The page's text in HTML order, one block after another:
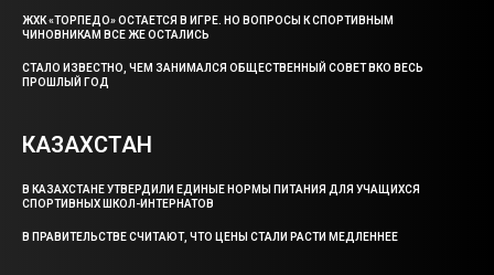
ЖХК «ТОРПЕДО» ОСТАЕТСЯ В ИГРЕ. НО ВОПРОСЫ К СПОРТИВНЫМ
ЧИНОВНИКАМ ВСЕ ЖЕ ОСТАЛИСЬ
СТАЛО ИЗВЕСТНО, ЧЕМ ЗАНИМАЛСЯ ОБЩЕСТВЕННЫЙ СОВЕТ ВКО ВЕСЬ
ПРОШЛЫЙ ГОД
КАЗАХСТАН
В КАЗАХСТАНЕ УТВЕРДИЛИ ЕДИНЫЕ НОРМЫ ПИТАНИЯ ДЛЯ УЧАЩИХСЯ
СПОРТИВНЫХ ШКОЛ-ИНТЕРНАТОВ
В ПРАВИТЕЛЬСТВЕ СЧИТАЮТ, ЧТО ЦЕНЫ СТАЛИ РАСТИ МЕДЛЕННЕЕ